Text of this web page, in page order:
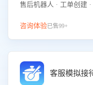
售后机器人 · 工单创建
咨询体验已售99+
客服模拟接